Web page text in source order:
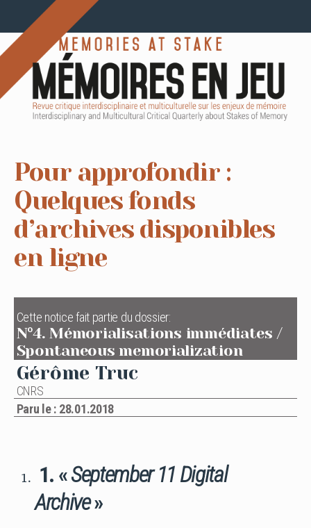
Pour approfondir :
Quelques fonds
d’archives disponibles
en ligne
Cette notice fait partie du dossier:
N°4. Mémorialisations immédiates /
Spontaneous memorialization
Gérôme Truc
CNRS
Paru le : 28.01.2018
1. «September 11 Digital
Archive»